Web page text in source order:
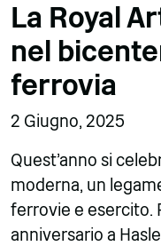
La Royal
nel
ferrovia
2 Giugno, 2025
Quest'anno si
moderna, un
ferrovie e esercito.
anniversario a